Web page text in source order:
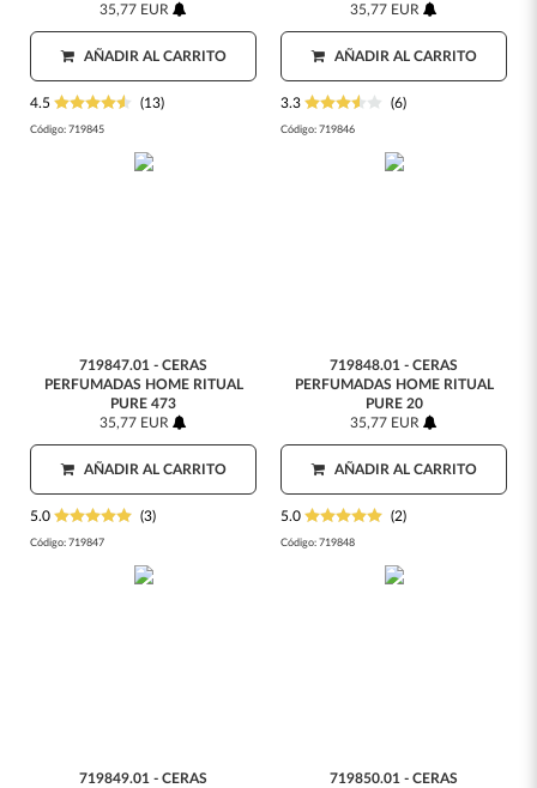
35,77 EUR
AÑADIR AL CARRITO
4.5 (13)
Código: 719845
35,77 EUR
AÑADIR AL CARRITO
3.3 (6)
Código: 719846
719847.01 - CERAS
PERFUMADAS HOME RITUAL
PURE 473
35,77 EUR
AÑADIR AL CARRITO
5.0 (3)
Código: 719847
719848.01 - CERAS
PERFUMADAS HOME RITUAL
PURE 20
35,77 EUR
AÑADIR AL CARRITO
5.0 (2)
Código: 719848
719849.01 - CERAS
719850.01 - CERAS